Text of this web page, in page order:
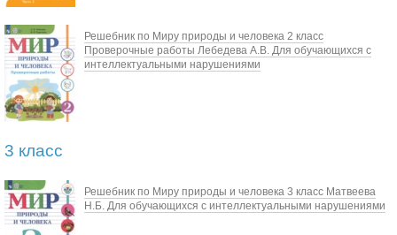
Решебник по Миру природы и человека 2 класс
Проверочные работы Лебедева А.В. Для обучающихся с
интеллектуальными нарушениями
3 класс
Решебник по Миру природы и человека 3 класс Матвеева
Н.Б. Для обучающихся с интеллектуальными нарушениями